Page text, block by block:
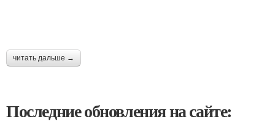
читать дальше →
Последние обновления на сайте: